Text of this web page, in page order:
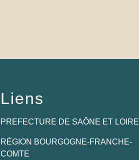
Liens
PREFECTURE DE SAÔNE ET LOIRE
RÉGION BOURGOGNE-FRANCHE-
COMTE